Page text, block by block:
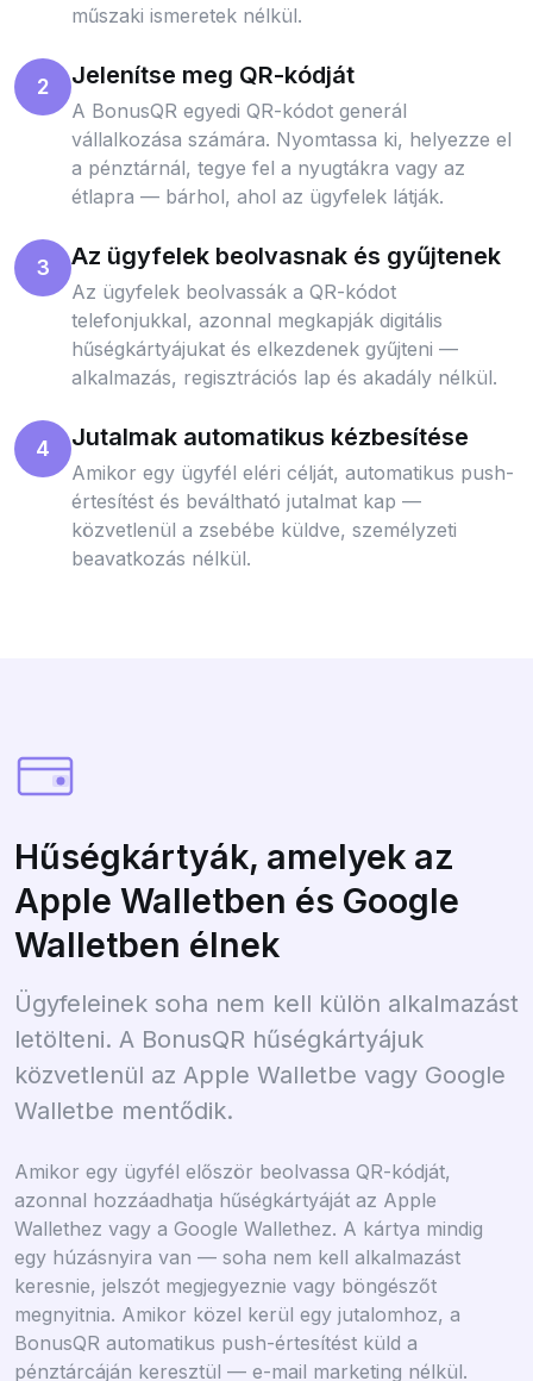
műszaki ismeretek nélkül.
2 Jelenítse meg QR-kódját
A BonusQR egyedi QR-kódot generál
vállalkozása számára. Nyomtassa ki, helyezze el
a pénztárnál, tegye fel a nyugtákra vagy az
étlapra — bárhol, ahol az ügyfelek látják.
3 Az ügyfelek beolvasnak és gyűjtenek
Az ügyfelek beolvassák a QR-kódot
telefonjukkal, azonnal megkapják digitális
hűségkártyájukat és elkezdenek gyűjteni —
alkalmazás, regisztrációs lap és akadály nélkül.
4 Jutalmak automatikus kézbesítése
Amikor egy ügyfél eléri célját, automatikus push-
értesítést és beváltható jutalmat kap —
közvetlenül a zsebébe küldve, személyzeti
beavatkozás nélkül.
Hűségkártyák, amelyek az
Apple Walletben és Google
Walletben élnek
Ügyfeleinek soha nem kell külön alkalmazást
letölteni. A BonusQR hűségkártyájuk
közvetlenül az Apple Walletbe vagy Google
Walletbe mentődik.
Amikor egy ügyfél először beolvassa QR-kódját,
azonnal hozzáadhatja hűségkártyáját az Apple
Wallethez vagy a Google Wallethez. A kártya mindig
egy húzásnyira van — soha nem kell alkalmazást
keresnie, jelszót megjegyeznie vagy böngészőt
megnyitnia. Amikor közel kerül egy jutalomhoz, a
BonusQR automatikus push-értesítést küld a
pénztárcáján keresztül — e-mail marketing nélkül.